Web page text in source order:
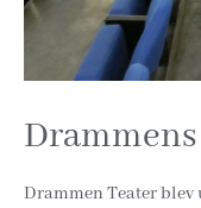
Drammen Teater